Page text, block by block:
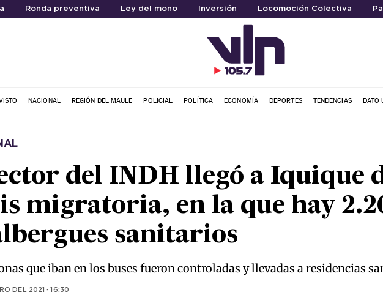
Ronda preventiva Ley del mono Inversión Locomoción Colectiva
NACIONAL REGIÓN DEL MAULE POLICIAL POLÍTICA ECONOMÍA DEPORTES TENDENCIAS DATO
del INDH llegó a Iquique
migratoria, en la que hay
sanitarios
que iban en los buses fueron controladas y llevadas a residencias
DEL 2021 · 16:30